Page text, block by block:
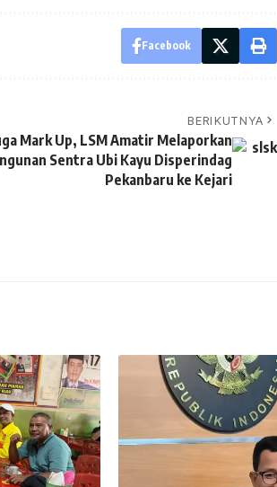
Facebook
BERIKUTNYA
Mark Up, LSM Amatir Melaporkan
Sentra Ubi Kayu Disperindag
Pekanbaru ke Kejari